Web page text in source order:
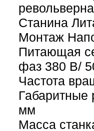
Станина
Монтаж
Питающая
фаз 380 В/
Частота
мм
Масса